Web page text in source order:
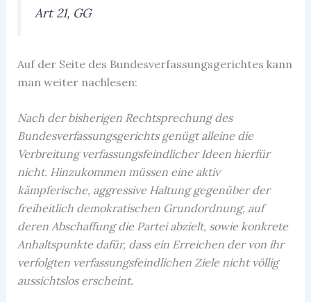
Art 21, GG
Auf der Seite des Bundesverfassungsgerichtes kann
man weiter nachlesen:
Nach der bisherigen Rechtsprechung des
Bundesverfassungsgerichts genügt alleine die
Verbreitung verfassungsfeindlicher Ideen hierfür
nicht. Hinzukommen müssen eine aktiv
kämpferische, aggressive Haltung gegenüber der
freiheitlich demokratischen Grundordnung, auf
deren Abschaffung die Partei abzielt, sowie konkrete
Anhaltspunkte dafür, dass ein Erreichen der von ihr
verfolgten verfassungsfeindlichen Ziele nicht völlig
aussichtslos erscheint.